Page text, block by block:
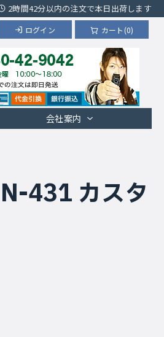
2時間42分以内の注文で本日出荷します
カート(0)
ログイン
会社案内
431 カスタ